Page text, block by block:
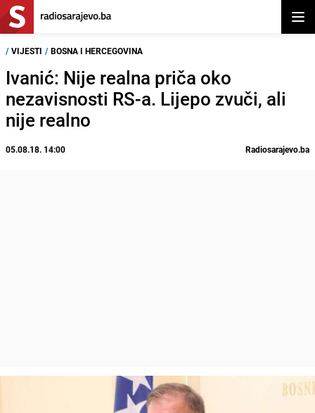
/ VIJESTI / BOSNA I HERCEGOVINA
Ivanić: Nije realna priča oko
nezavisnosti RS-a. Lijepo zvuči, ali
nije realno
05.08.18. 14:00 Radiosarajevo.ba